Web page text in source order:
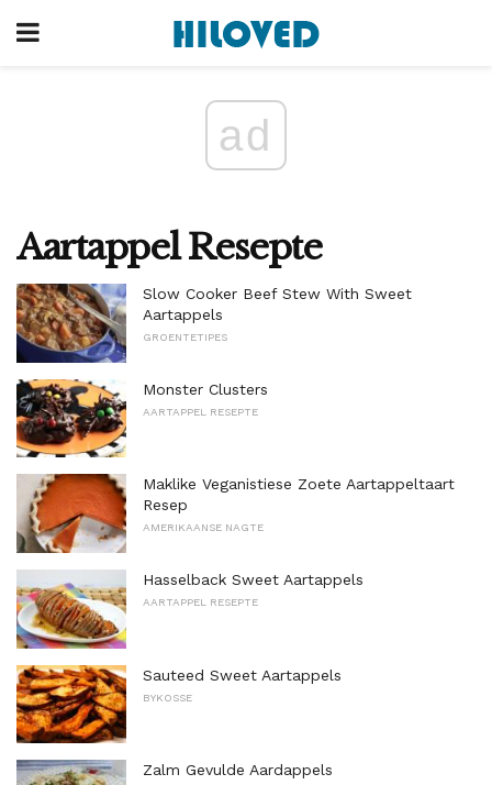
ad
Aartappel Resepte
Slow Cooker Beef Stew With Sweet
Aartappels
GROENTETIPES
Monster Clusters
AARTAPPEL RESEPTE
Maklike Veganistiese Zoete Aartappeltaart
Resep
AMERIKAANSE NAGTE
Hasselback Sweet Aartappels
AARTAPPEL RESEPTE
Sauteed Sweet Aartappels
BYKOSSE
Zalm Gevulde Aardappels